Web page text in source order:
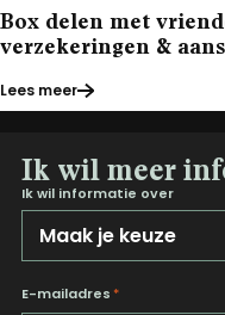
Box delen met
verzekeringen &
Lees meer
Ik wil meer
Ik wil informatie over
E-mailadres *